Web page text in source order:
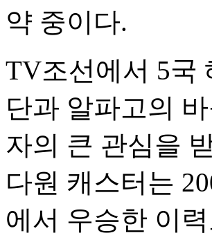
약 중이다.
TV조선에서 5국
단과 알파고의
자의 큰 관심을
다원 캐스터는
에서 우승한 이